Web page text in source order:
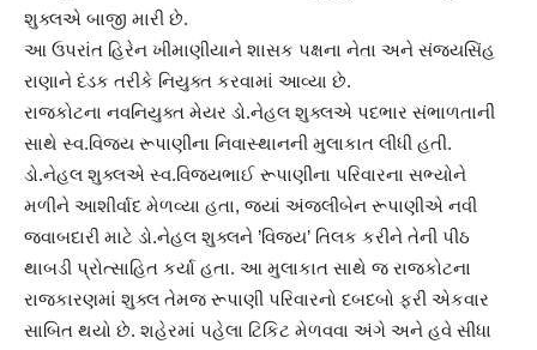
શુક્લએ બાજી મારી છે.
આ ઉપરાંત હિરેન ખીમાણીયાને શાસક પક્ષના નેતા અને સંજયસિંહ
રાણાને દંડક તરીકે નિયુક્ત કરવામાં આવ્યા છે.
રાજકોટના નવનિયુક્ત મેયર ડો.નેહલ શુક્લએ પદભાર સંભાળતાની
સાથે સ્વ.વિજય રૂપાણીના નિવાસ્થાનની મુલાકાત લીધી હતી.
ડો.નેહલ શુક્લએ સ્વ.વિજયભાઈ રૂપાણીના પરિવારના સભ્યોને
મળીને આશીર્વાદ મેળવ્યા હતા, જ્યાં અંજલીબેન રૂપાણીએ નવી
જવાબદારી માટે ડો.નેહલ શુક્લને ’વિજય’ તિલક કરીને તેની પીઠ
થાબડી પ્રોત્સાહિત કર્યા હતા. આ મુલાકાત સાથે જ રાજકોટના
રાજકારણમાં શુક્લ તેમજ રૂપાણી પરિવારનો દબદબો ફરી એકવાર
સાબિત થયો છે. શહેરમાં પહેલા ટિકિટ મેળવવા અંગે અને હવે સીધા